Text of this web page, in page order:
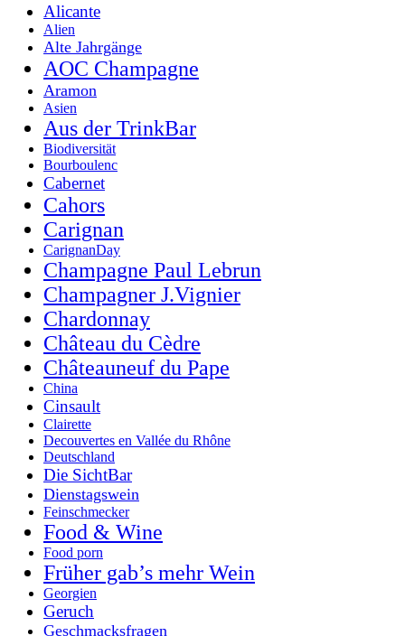
Alicante
Alien
Alte Jahrgänge
AOC Champagne
Aramon
Asien
Aus der TrinkBar
Biodiversität
Bourboulenc
Cabernet
Cahors
Carignan
CarignanDay
Champagne Paul Lebrun
Champagner J.Vignier
Chardonnay
Château du Cèdre
Châteauneuf du Pape
China
Cinsault
Clairette
Decouvertes en Vallée du Rhône
Deutschland
Die SichtBar
Dienstagswein
Feinschmecker
Food & Wine
Food porn
Früher gab’s mehr Wein
Georgien
Geruch
Geschmacksfragen